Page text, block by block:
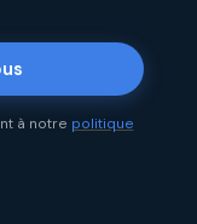
à notre politique